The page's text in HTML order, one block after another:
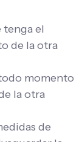
tenga el
de la otra
momento
la otra
de